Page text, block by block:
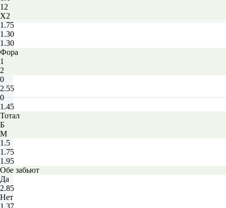
12
X2
1.75
1.30
1.30
Фора
1
2
0
2.55
0
1.45
Тотал
Б
М
1.5
1.75
1.95
Обе забьют
Да
2.85
Нет
1.37